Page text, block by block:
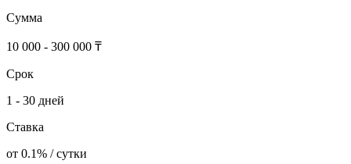
Сумма
10 000 - 300 000 ₸
Срок
1 - 30 дней
Ставка
от 0.1% / сутки